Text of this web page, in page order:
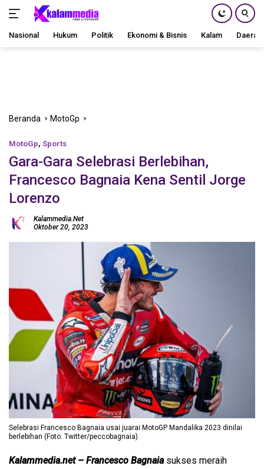
Nasional Hukum Politik Ekonomi & Bisnis Kalam Daerah
Beranda MotoGp
MotoGp, Sports
Gara-Gara Selebrasi Berlebihan,
Francesco Bagnaia Kena Sentil Jorge
Lorenzo
Kalammedia.net
Oktober 20, 2023
Selebrasi Francesco Bagnaia usai juarai MotoGP Mandalika 2023 dinilai
berlebihan (Foto: Twitter/peccobagnaia)
Kalammedia.net – Francesco Bagnaiasukses meraih